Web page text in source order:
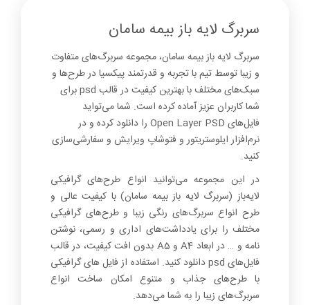
0
سربرگ لایه باز بیمه سامان
سربرگ لایه باز بیمه سامان، مجموعه سربرگ‌های متفاوت
و زیبا توسط تیم با تجربه و قدرتمند پیکسیا در طرح‌ها و
سبک‌های مختلف با بهترین کیفیت در قالب psd برای
شما کاربران عزیز آماده کرده است. شما می‌تواید
فایل‌های Open Layer PSD را دانلود کرده و در
نرم‌افزار ایلوستریتور و فتوشاپ ویرایش و سفارشی‌سازی
کنید.
در این مجموعه می‌توانید انواع طرح‌های گرافیکی
لایه‌باز (سربرگ لایه باز بیمه سامان) با کیفیت عالی و
طرح انواع سربرگ‌های رنگی زیبا و طرح‌های گرافیکی
مختلف را برای یادداشت‌های اداری و رسمی، نوشتن
نامه و … در ابعاد A4 و A5 بدون افت کیفیت، در قالب
فایل‌های psd دانلود کنید. استفاده از فایل های گرافیکی
با طرح‌های جذاب و متنوع امکان ساخت انواع
سربرگ‌های زیبا را به شما می‌دهد.